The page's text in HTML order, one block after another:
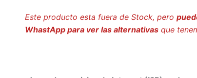
Este producto esta fuera de Stock, pero
WhastApp para ver las alternativas que